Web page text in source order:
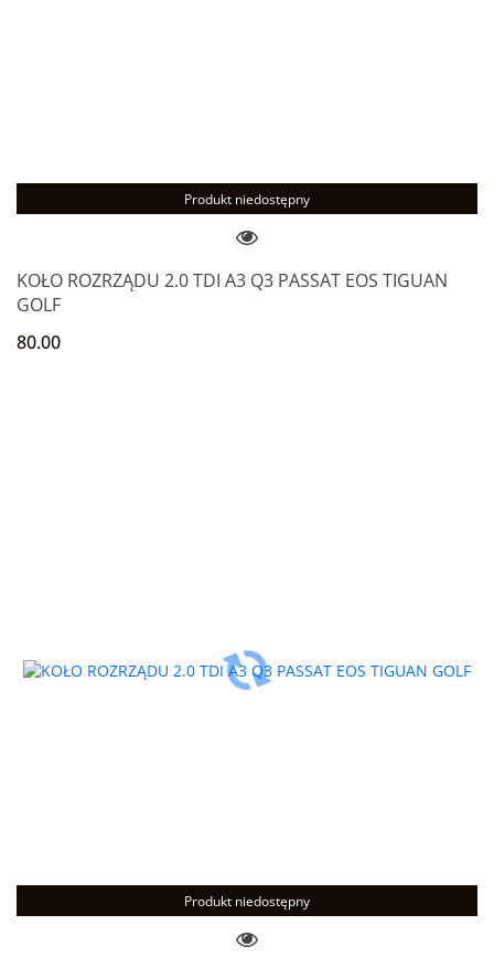
Produkt niedostępny
KOŁO ROZRZĄDU 2.0 TDI A3 Q3 PASSAT EOS TIGUAN
GOLF
80.00
Produkt niedostępny